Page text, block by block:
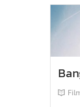
คุณจ